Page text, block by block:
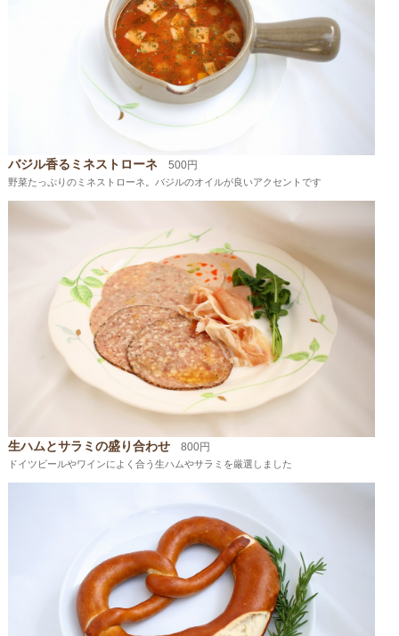
バジル香るミネストローネ500円
野菜たっぷりのミネストローネ。バジルのオイルが良いアクセントです
生ハムとサラミの盛り合わせ800円
ドイツビールやワインによく合う生ハムやサラミを厳選しました